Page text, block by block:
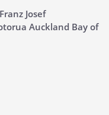
Josef
Auckland Bay of